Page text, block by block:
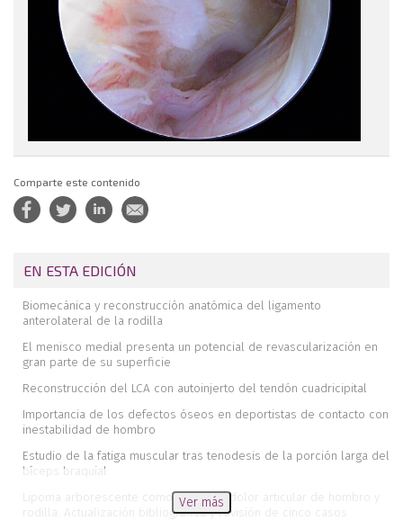
Comparte este contenido
EN ESTA EDICIÓN
Biomecánica y reconstrucción anatómica del ligamento
anterolateral de la rodilla
El menisco medial presenta un potencial de revascularización en
gran parte de su superficie
Reconstrucción del LCA con autoinjerto del tendón cuadricipital
Importancia de los defectos óseos en deportistas de contacto con
inestabilidad de hombro
Estudio de la fatiga muscular tras tenodesis de la porción larga del
bíceps braquial
Lipoma arborescente como causa de dolor articular de hombro y
rodilla. Actualización bibliográfica y revisión de cinco casos
Ver más